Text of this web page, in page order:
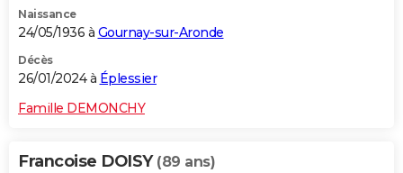
Naissance
24/05/1936 à Gournay-sur-Aronde
Décès
26/01/2024 à Éplessier
Famille DEMONCHY
Francoise DOISY (89 ans)